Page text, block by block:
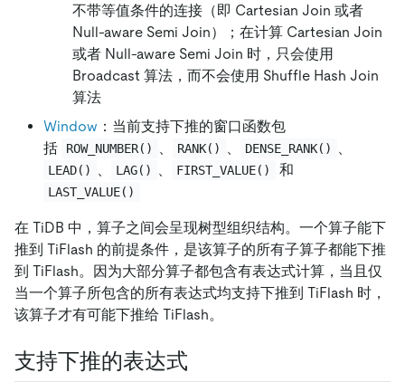
不带等值条件的连接（即 Cartesian Join 或者
Null-aware Semi Join）；在计算 Cartesian Join
或者 Null-aware Semi Join 时，只会使用
Broadcast 算法，而不会使用 Shuffle Hash Join
算法
Window ：当前支持下推的窗口函数包
括
ROW_NUMBER() RANK() DENSE_RANK()
LEAD() LAG() FIRST_VALUE() 和
LAST_VALUE()
在 TiDB 中，算子之间会呈现树型组织结构。一个算子能下
推到 TiFlash 的前提条件，是该算子的所有子算子都能下推
到 TiFlash。因为大部分算子都包含有表达式计算，当且仅
当一个算子所包含的所有表达式均支持下推到 TiFlash 时，
该算子才有可能下推给 TiFlash。
支持下推的表达式